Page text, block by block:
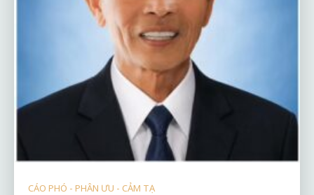
CÁO PHÓ - PHÂN ƯU - CẢM TẠ